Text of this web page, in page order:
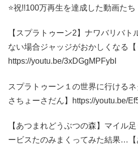
⭐祝!!100万再生を達成した動画たち
【スプラトゥーン2】ナワバリバト
ない場合ジャッジがおかしくなる【
https://youtu.be/3xDGgMPFybI
スプラトゥーン１の世界に行ける
さちょーさだん】https://youtu.be/
【あつまれどうぶつの森】マイル
ービスたのみまくってみた結果…【